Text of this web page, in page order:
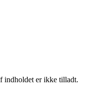
indholdet er ikke tilladt.